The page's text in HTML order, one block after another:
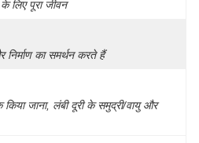
लिए पूरा जीवन
का समर्थन करते हैं
किया जाना, लंबी दूरी के समुद्री/वायु और